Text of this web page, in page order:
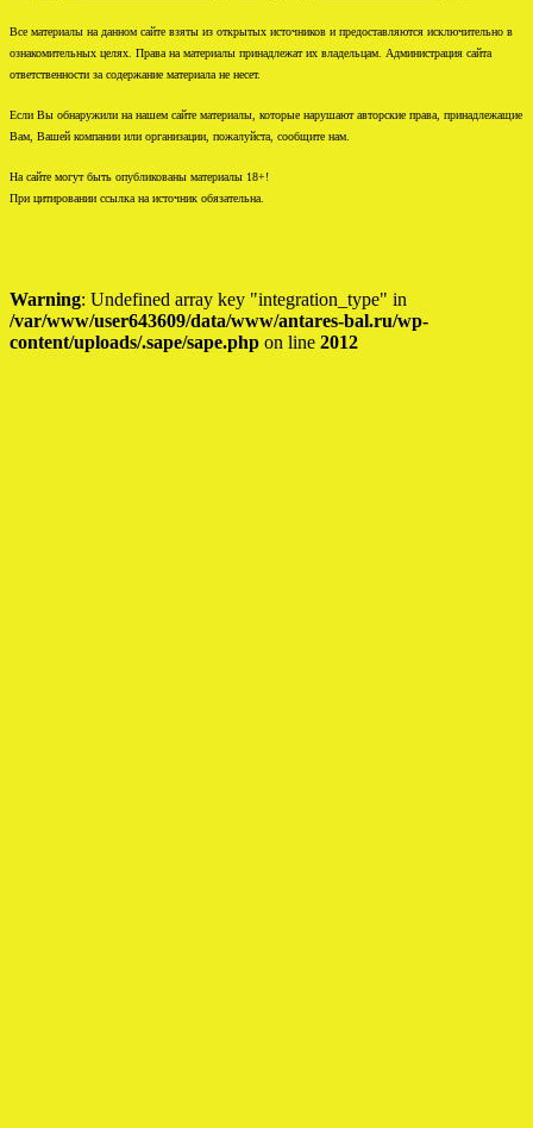
Все материалы на данном сайте взяты из открытых источников и предоставляются исключительно в
ознакомительных целях. Права на материалы принадлежат их владельцам. Администрация сайта
ответственности за содержание материала не несет.
Если Вы обнаружили на нашем сайте материалы, которые нарушают авторские права, принадлежащие
Вам, Вашей компании или организации, пожалуйста, сообщите нам.
На сайте могут быть опубликованы материалы 18+!
При цитировании ссылка на источник обязательна.
Warning: Undefined array key "integration_type" in
/var/www/user643609/data/www/antares-bal.ru/wp-
content/uploads/.sape/sape.php on line 2012